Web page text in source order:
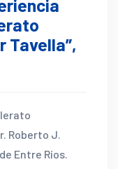
Tavella”,
Roberto J.
Entre Ríos.